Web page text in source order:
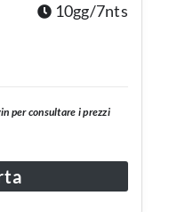
10gg/7nts
per consultare i prezzi